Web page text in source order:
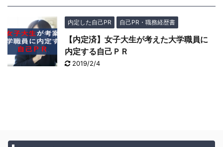
内定した自己PR 自己PR・職務経歴書
【内定済】女子大生が考えた大学職員に
内定する自己ＰＲ
2019/2/4